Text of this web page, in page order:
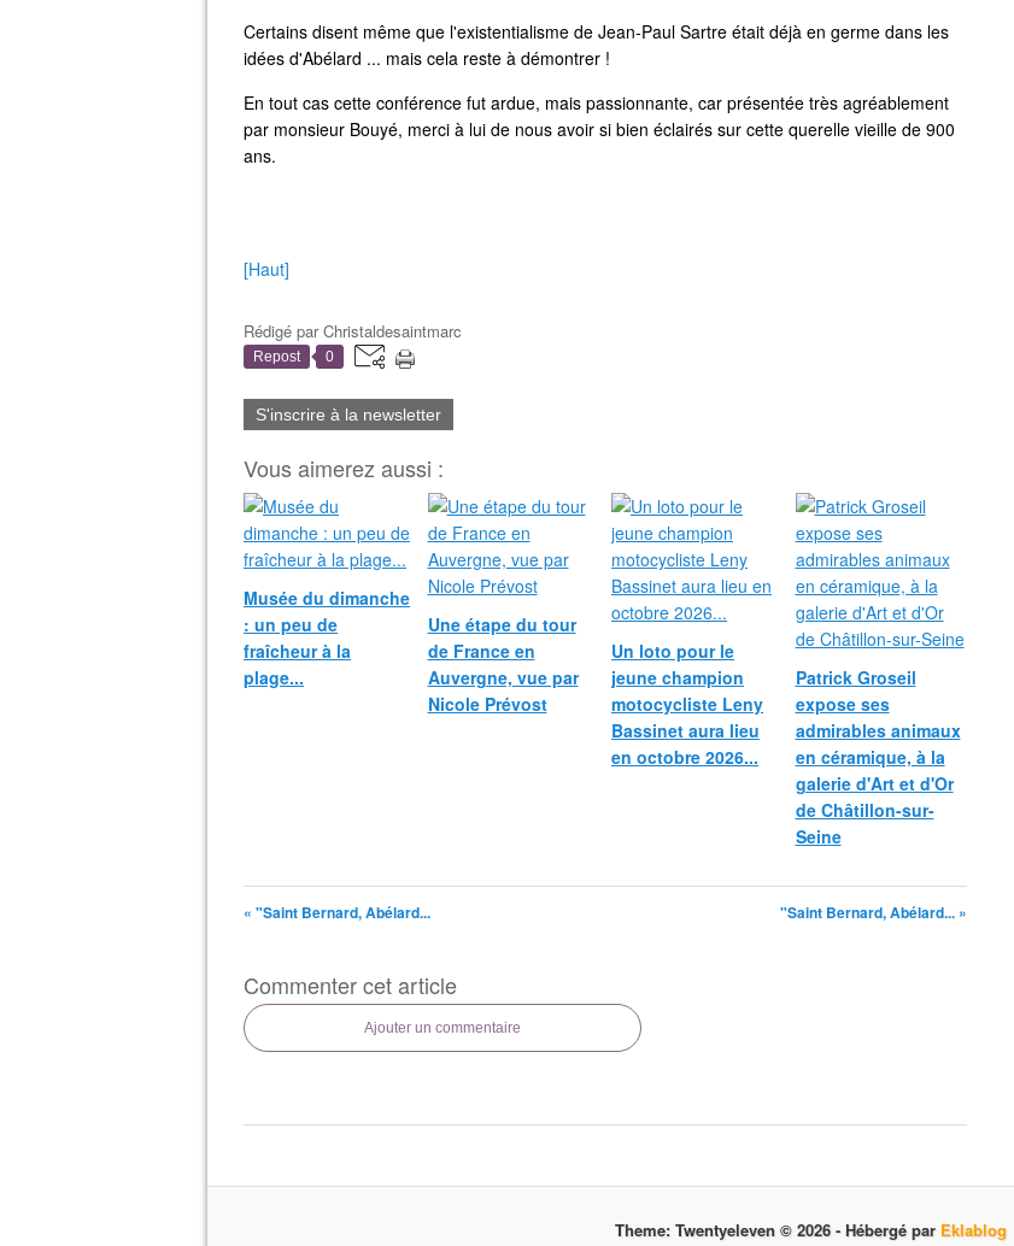
Certains disent même que l'existentialisme de Jean-Paul Sartre était déjà en germe dans les
idées d'Abélard ... mais cela reste à démontrer !
En tout cas cette conférence fut ardue, mais passionnante, car présentée très agréablement
par monsieur Bouyé, merci à lui de nous avoir si bien éclairés sur cette querelle vieille de 900
ans.
[Haut]
Rédigé parChristaldesaintmarc
Repost 0
S'inscrire à la newsletter
Vous aimerez aussi :
Musée du dimanche
: un peu de
fraîcheur à la
plage...
Une étape du tour
de France en
Auvergne, vue par
Nicole Prévost
Un loto pour le
jeune champion
motocycliste Leny
Bassinet aura lieu
en octobre 2026...
Patrick Groseil
expose ses
admirables animaux
en céramique, à la
galerie d'Art et d'Or
de Châtillon-sur-
Seine
« "Saint Bernard, Abélard... "Saint Bernard, Abélard... »
Commenter cet article
Ajouter un commentaire
Theme: Twentyeleven © 2026 - Hébergé par Eklablog